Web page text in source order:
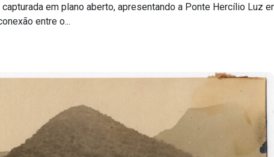
em plano aberto, apresentando a Ponte Hercílio Luz
entre o...